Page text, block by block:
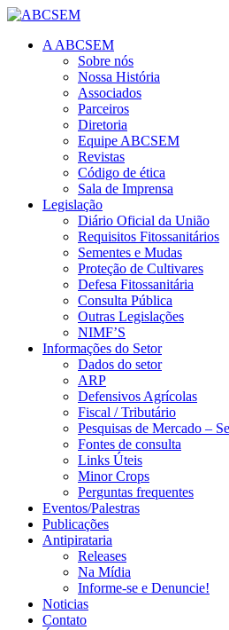
A ABCSEM
Sobre nós
Nossa História
Associados
Parceiros
Diretoria
Equipe ABCSEM
Revistas
Código de ética
Sala de Imprensa
Legislação
Diário Oficial da União
Requisitos Fitossanitários
Sementes e Mudas
Proteção de Cultivares
Defesa Fitossanitária
Consulta Pública
Outras Legislações
NIMF’S
Informações do Setor
Dados do setor
ARP
Defensivos Agrícolas
Fiscal / Tributário
Pesquisas de Mercado –
Fontes de consulta
Links Úteis
Minor Crops
Perguntas frequentes
Eventos/Palestras
Publicações
Antipirataria
Releases
Na Mídia
Informe-se e Denuncie!
Noticias
Contato